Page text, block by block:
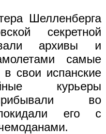
Шелленберга
секретной
архивы и
самые
свои испанские
курьеры
во
его с